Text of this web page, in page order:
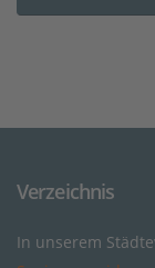
Verzeichnis
In unserem